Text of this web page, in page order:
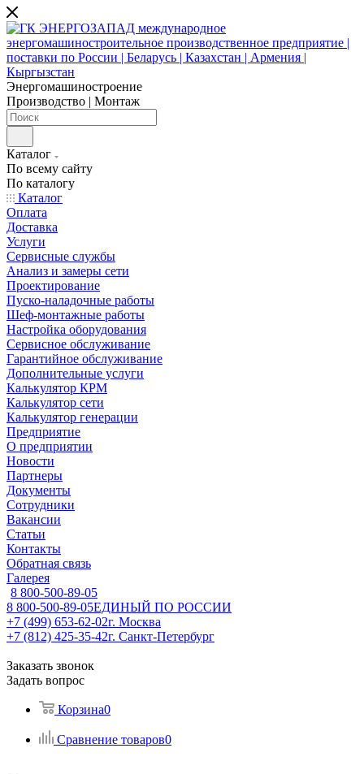
Энергомашиностроение
Производство | Монтаж
Каталог
По всему сайту
По каталогу
Каталог
Оплата
Доставка
Услуги
Сервисные службы
Анализ и замеры сети
Проектирование
Пуско-наладочные работы
Шеф-монтажные работы
Настройка оборудования
Сервисное обслуживание
Гарантийное обслуживание
Дополнительные услуги
Калькулятор КРМ
Калькулятор сети
Калькулятор генерации
Предприятие
О предприятии
Новости
Партнеры
Документы
Сотрудники
Вакансии
Статьи
Контакты
Обратная связь
Галерея
8 800-500-89-05
8 800-500-89-05ЕДИНЫЙ ПО РОССИИ
+7 (499) 653-62-02г. Москва
+7 (812) 425-35-42г. Санкт-Петербург
Заказать звонок
Задать вопрос
Корзина0
Сравнение товаров0